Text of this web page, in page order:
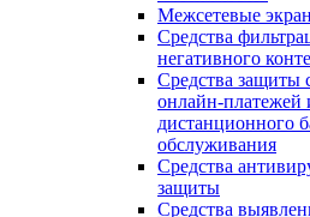
Межсетевые
Средства
негативного
Средства защиты
онлайн-платежей
дистанционного
обслуживания
Средства
защиты
Средства